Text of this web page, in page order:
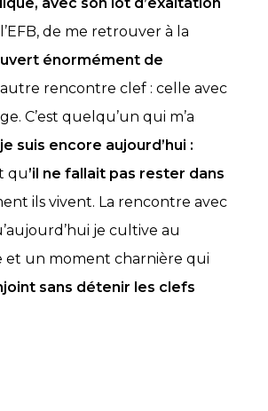
de me retrouver à la
énormément de
rencontre clef : celle avec
C’est quelqu’un qui m’a
suis encore aujourd’hui :
qu’il ne fallait pas rester dans
ils vivent. La rencontre avec
je cultive au
et un moment charnière qui
sans détenir les clefs